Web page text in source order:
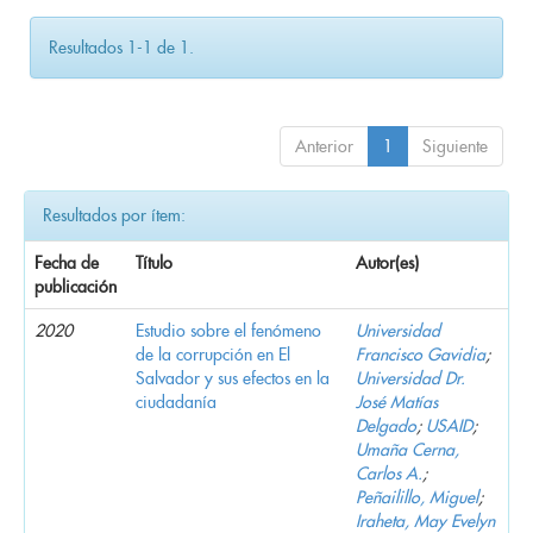
Resultados 1-1 de 1.
Anterior 1 Siguiente
Resultados por ítem:
Fecha de
publicación
Título Autor(es)
2020
Estudio sobre el fenómeno
de la corrupción en El
Salvador y sus efectos en la
ciudadanía
Universidad
Francisco Gavidia;
Universidad Dr.
José Matías
Delgado; USAID;
Umaña Cerna,
Carlos A.;
Peñailillo, Miguel;
Iraheta, May Evelyn